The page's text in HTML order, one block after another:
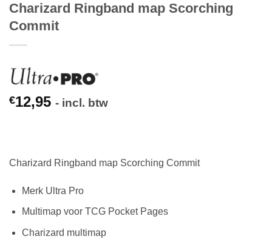
Charizard Ringband map Scorching
Commit
€12,95 - incl. btw
Charizard Ringband map Scorching Commit
Merk Ultra Pro
Multimap voor TCG Pocket Pages
Charizard multimap